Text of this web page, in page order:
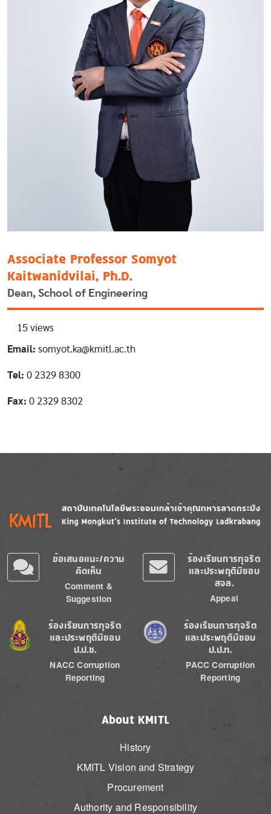
Associate Professor Somyot
Kaitwanidvilai, Ph.D.
Dean, School of Engineering
15 views
Email: somyot.ka@kmitl.ac.th
Tel: 0 2329 8300
Fax: 0 2329 8302
Image
ข้อเสนอแนะ/ความ
คิดเห็น
Comment &
Suggestion
ร้องเรียนการทุจริต
และประพฤติมิชอบ
สจล.
Appeal
Image
ร้องเรียนการทุจริต
และประพฤติมิชอบ
ป.ป.ช.
NACC Corruption
Reporting
Image
ร้องเรียนการทุจริต
และประพฤติมิชอบ
ป.ป.ท.
PACC Corruption
Reporting
About KMITL
History
KMITL Vision and Strategy
Procurement
Authority and Responsibility